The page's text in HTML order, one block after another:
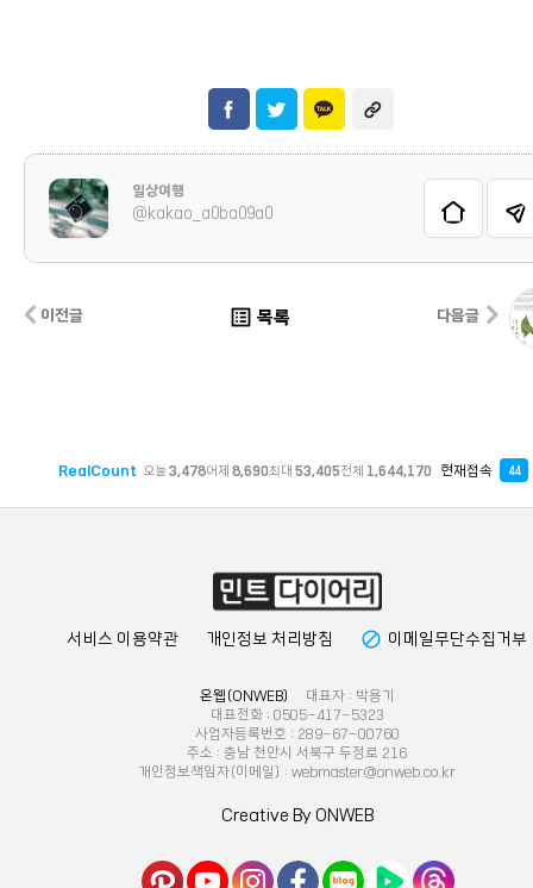
일상여행
@kakao_a0ba09a0
이전글 list_alt 목록 다음글
RealCount 오늘3,478어제 8,690최대 53,405전체 1,644,170 현재접속 44
서비스 이용약관 개인정보 처리방침 block 이메일무단수집거부
온웹(ONWEB)
대표자 : 박용기
대표전화 : 0505-417-5323
사업자등록번호 : 289-67-00760
주소 : 충남 천안시 서북구 두정로 216
개인정보책임자(이메일) : webmaster@onweb.co.kr
Creative By ONWEB